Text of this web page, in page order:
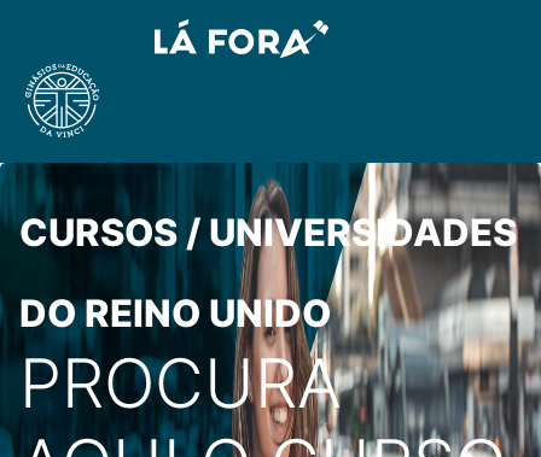
CURSOS / UNIVERSIDADES
DO REINO UNIDO
PROCURA